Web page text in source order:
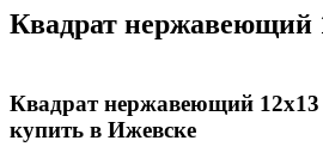
Квадрат нержавеющий
Квадрат нержавеющий 12х13
купить в Ижевске